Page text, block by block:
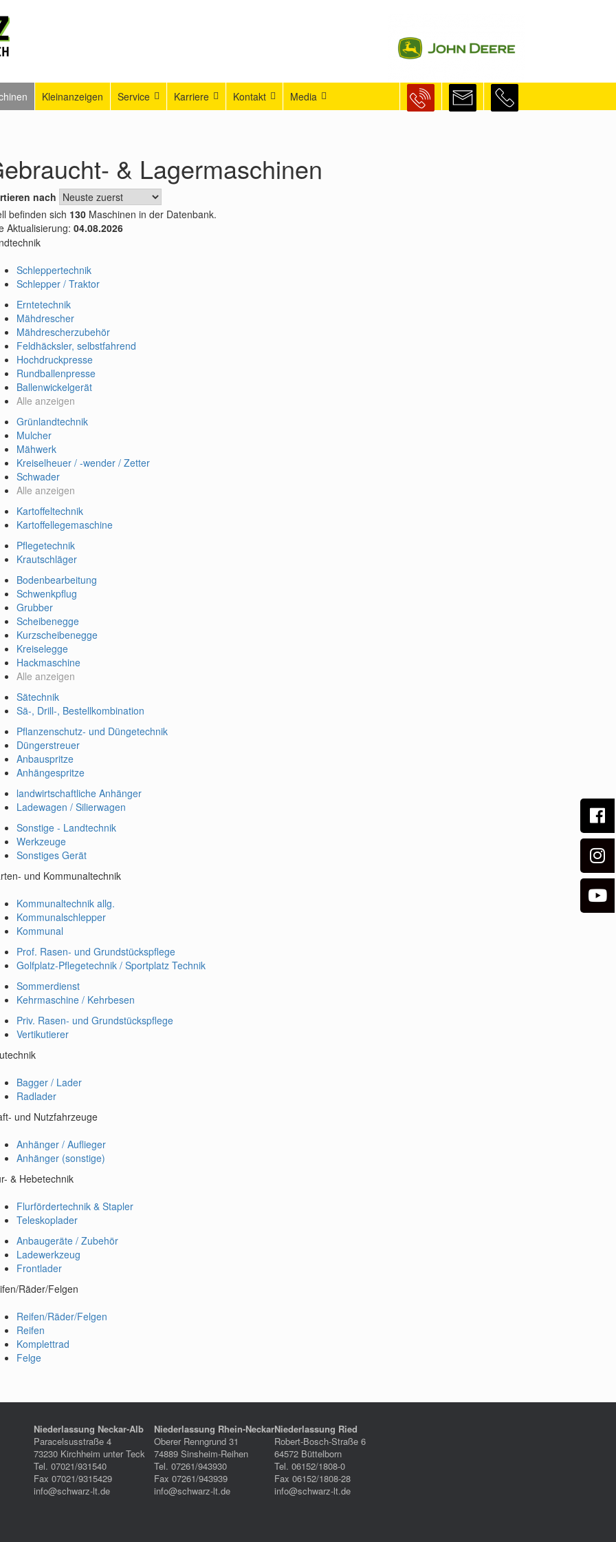
Kleinanzeigen Service Karriere Kontakt Media
& Lagermaschinen
nach
befinden sich 130 Maschinen in der Datenbank.
Aktualisierung: 04.08.2026
Schleppertechnik
Schlepper / Traktor
Erntetechnik
Mähdrescher
Mähdrescherzubehör
Feldhäcksler, selbstfahrend
Hochdruckpresse
Rundballenpresse
Ballenwickelgerät
Alle anzeigen
Grünlandtechnik
Mulcher
Mähwerk
Kreiselheuer / -wender / Zetter
Schwader
Alle anzeigen
Kartoffeltechnik
Kartoffellegemaschine
Pflegetechnik
Krautschläger
Bodenbearbeitung
Schwenkpflug
Grubber
Scheibenegge
Kurzscheibenegge
Kreiselegge
Hackmaschine
Alle anzeigen
Sätechnik
Sä-, Drill-, Bestellkombination
Pflanzenschutz- und Düngetechnik
Düngerstreuer
Anbauspritze
Anhängespritze
landwirtschaftliche Anhänger
Ladewagen / Silierwagen
Sonstige - Landtechnik
Werkzeuge
Sonstiges Gerät
und Kommunaltechnik
Kommunaltechnik allg.
Kommunalschlepper
Kommunal
Prof. Rasen- und Grundstückspflege
Golfplatz-Pflegetechnik / Sportplatz Technik
Sommerdienst
Kehrmaschine / Kehrbesen
Priv. Rasen- und Grundstückspflege
Vertikutierer
Bagger / Lader
Radlader
und Nutzfahrzeuge
Anhänger / Auflieger
Anhänger (sonstige)
& Hebetechnik
Flurfördertechnik & Stapler
Teleskoplader
Anbaugeräte / Zubehör
Ladewerkzeug
Frontlader
Räder/Felgen
Reifen/Räder/Felgen
Reifen
Komplettrad
Felge
Niederlassung Neckar-Alb
Paracelsusstraße 4
73230 Kirchheim unter Teck
Tel. 07021/931540
Fax 07021/9315429
info@schwarz-lt.de
Niederlassung Rhein-Neckar
Oberer Renngrund 31
74889 Sinsheim-Reihen
Tel. 07261/943930
Fax 07261/943939
info@schwarz-lt.de
Niederlassung Ried
Robert-Bosch-Straße 6
64572 Büttelborn
Tel. 06152/1808-0
Fax 06152/1808-28
info@schwarz-lt.de